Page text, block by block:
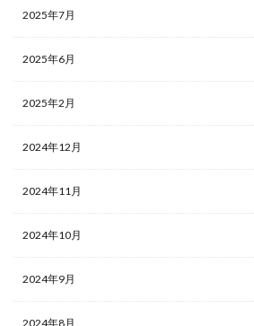
2025年7月
2025年6月
2025年2月
2024年12月
2024年11月
2024年10月
2024年9月
2024年8月